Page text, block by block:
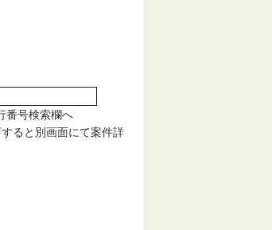
番号検索欄へ
すると別画面にて案件詳